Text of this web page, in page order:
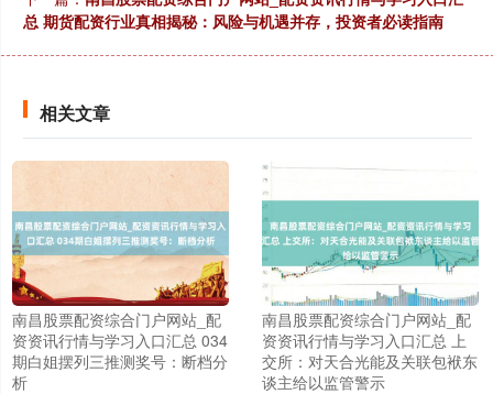
总 期货配资行业真相揭秘：风险与机遇并存，投资者必读指南
相关文章
南昌股票配资综合门户网站_配
资资讯行情与学习入口汇总 034
期白姐摆列三推测奖号：断档分
析
南昌股票配资综合门户网站_配
资资讯行情与学习入口汇总 上
交所：对天合光能及关联包袱东
谈主给以监管警示